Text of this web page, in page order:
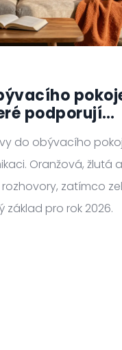
podporují
do obývacího
Oranžová, žlutá a
zatímco
základ pro rok 2026.